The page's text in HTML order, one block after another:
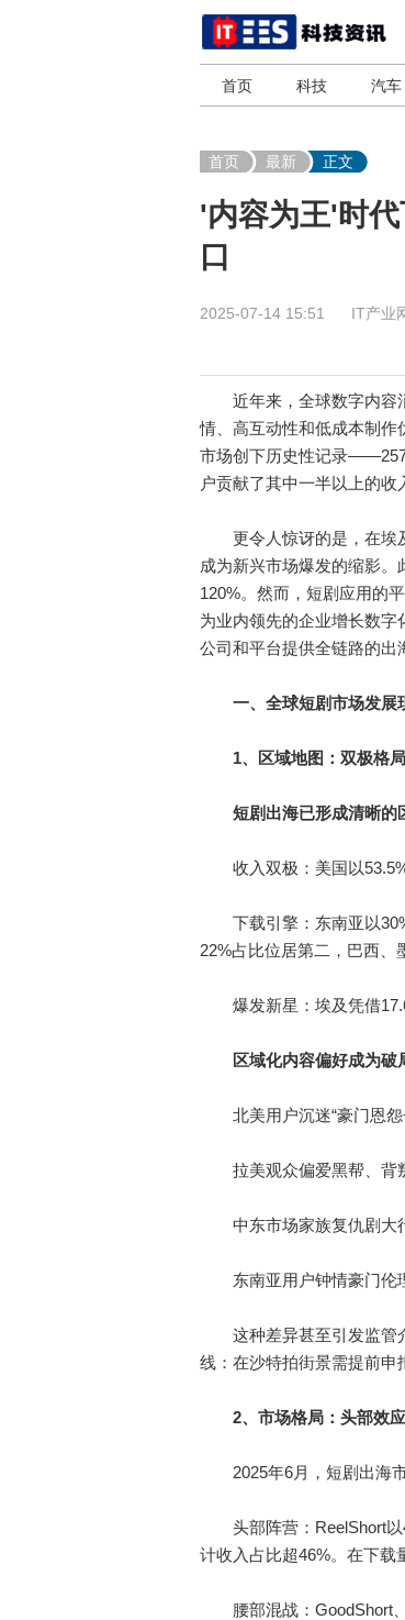
首页 科技 汽车
首页 最新 正文
'内容为王'时
口
2025-07-14 15:51 IT产业
近年来，全球数字内容消
情、高互动性和低成本制作
市场创下历史性记录——257
户贡献了其中一半以上的收
更令人惊讶的是，在埃及
成为新兴市场爆发的缩影
120%。然而，短剧应用的
为业内领先的企业增长数
公司和平台提供全链路的出
一、全球短剧市场发展
1、区域地图：双极格
短剧出海已形成清晰的
收入双极：美国以53.5%
下载引擎：东南亚以30%
22%占比位居第二，巴西、
爆发新星：埃及凭借
区域化内容偏好成为破
北美用户沉迷“豪门恩怨+
拉美观众偏爱黑帮、背
中东市场家族复仇剧大
东南亚用户钟情豪门伦
这种差异甚至引发监管
线：在沙特拍街景需提前申
2、市场格局：头部效
2025年6月，短剧出海市
头部阵营：ReelShort以
计收入占比超46%。在下载
腰部混战：GoodShort、